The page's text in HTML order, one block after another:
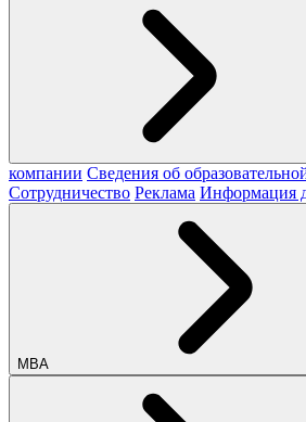
компании Сведения об
Сотрудничество Реклама Информация
МВА